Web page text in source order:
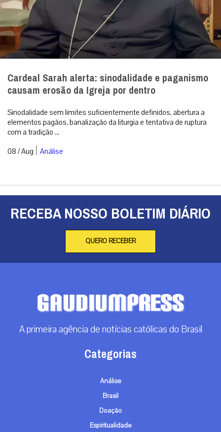
Cardeal Sarah alerta: sinodalidade e paganismo
causam erosão da Igreja por dentro
Sinodalidade sem limites suficientemente definidos, abertura a
elementos pagãos, banalização da liturgia e tentativa de ruptura
08 / Aug| Análise
RECEBA NOSSO BOLETIM DIÁRIO
A primeira agência de notícias católicas do Brasil
Análise
Brasil
Espiritualidade
Arquivos